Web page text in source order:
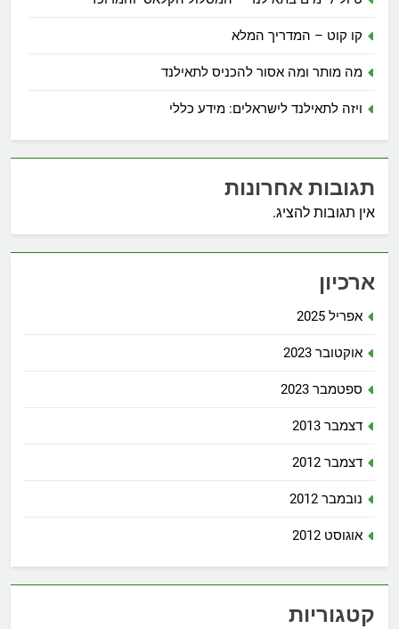
קו קוט – המדריך המלא
מה מותר ומה אסור להכניס לתאילנד
ויזה לתאילנד לישראלים: מידע כללי
תגובות אחרונות
אין תגובות להציג.
ארכיון
אפריל 2025
אוקטובר 2023
ספטמבר 2023
דצמבר 2013
דצמבר 2012
נובמבר 2012
אוגוסט 2012
קטגוריות